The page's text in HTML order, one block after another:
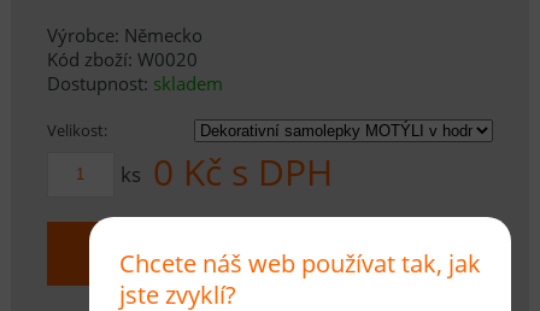
Výrobce: Německo
Kód zboží: W0020
Dostupnost: skladem
Velikost:
ks 0 Kč s DPH
KOUPIT
Chcete náš web používat tak, jak
jste zvyklí?